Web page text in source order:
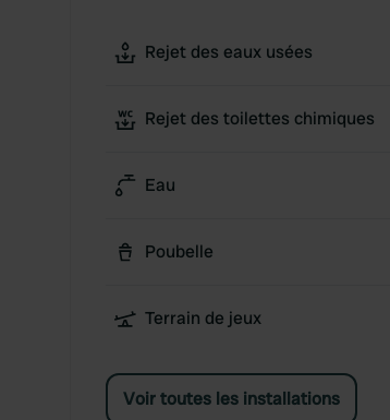
Rejet des eaux usées
Rejet des toilettes chimiques
Eau
Poubelle
Terrain de jeux
Voir toutes les installations